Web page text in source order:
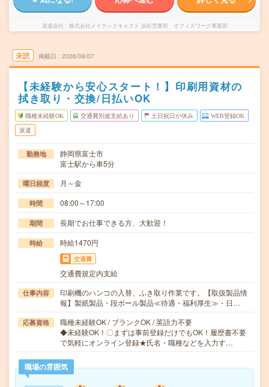
派遣会社 株式会社メイテックキャスト 浜松営業所 オフィスワーク事業部
未読 掲載日 2026/08/07
【未経験から安心スタート！】印刷用資材の
拭き取り・交換/日払いOK
職種未経験OK 交通費別途支給あり 土日祝日が休み WEB登録OK
派遣
勤務地
静岡県富士市
富士駅から車5分
曜日頻度 月～金
時間 08:00～17:00
期間 長期でお仕事できる方、大歓迎！
時給 時給1470円
交通費
交通費規定内支給
仕事内容
印刷機のハンコの入替、ふき取り作業です。【取扱製品情
報】製紙製品・段ボール製品≪待遇・福利厚生≫・日…
応募資格
職種未経験OK / ブランクOK / 英語力不要
◆未経験OK！〇まずは事前登録だけでもOK！履歴書不要
で気軽にオンライン登録★氏名・職種などを入力す…
職場の雰囲気